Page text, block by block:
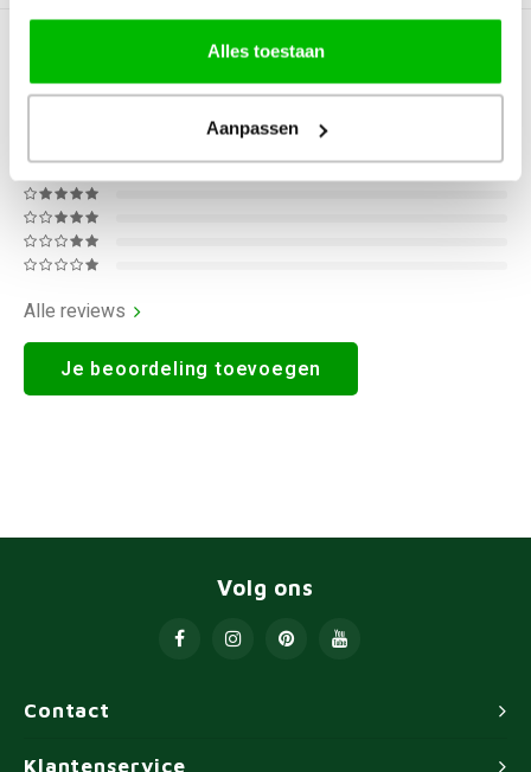
Alles toestaan
Aanpassen
STERREN OP BASIS VAN
BEOORDELINGEN
Alle reviews
Je beoordeling toevoegen
Contact
Volg ons
Klantenservice